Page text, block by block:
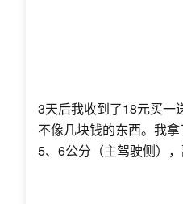
3天后我收到了18元买一
不像几块钱的东西。我
5、6公分（主驾驶侧）